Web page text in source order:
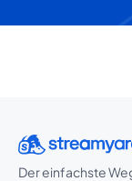
Der einfachste